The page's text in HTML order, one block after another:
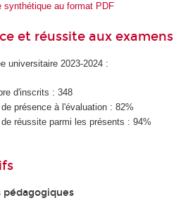
synthétique au format PDF
et réussite aux examens
universitaire 2023-2024 :
d'inscrits : 348
présence à l'évaluation : 82%
réussite parmi les présents : 94%